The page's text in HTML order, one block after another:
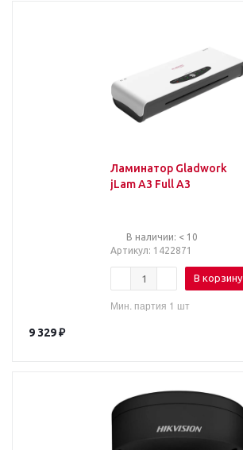
Ламинатор Gladwork
jLam А3 Full A3
В наличии: < 10
Артикул: 1422871
В корзину
Мин. партия 1 шт
9 329₽